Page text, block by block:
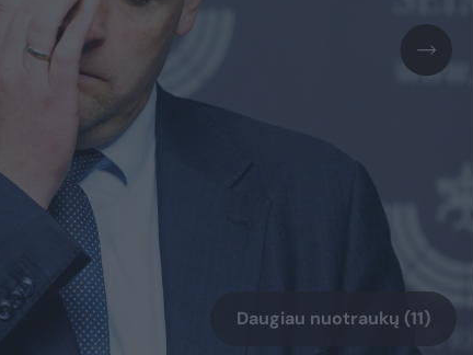
Daugiau nuotraukų (11)